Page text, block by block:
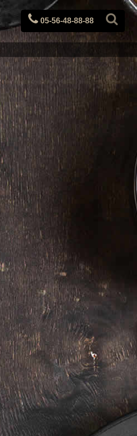
05-56-48-88-88